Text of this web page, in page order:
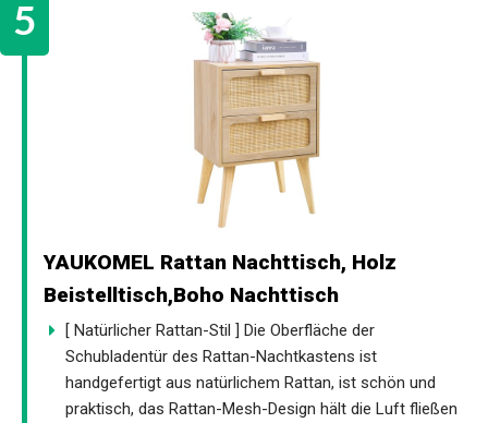
YAUKOMEL Rattan Nachttisch, Holz
Beistelltisch,Boho Nachttisch
[ Natürlicher Rattan-Stil ] Die Oberfläche der
Schubladentür des Rattan-Nachtkastens ist
handgefertigt aus natürlichem Rattan, ist schön und
praktisch, das Rattan-Mesh-Design hält die Luft fließen